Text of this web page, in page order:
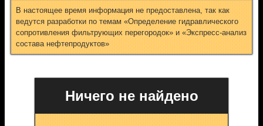
В настоящее время информация не предоставлена, так как
ведутся разработки по темам «Определение гидравлического
сопротивления фильтрующих перегородок» и «Экспресс-анализ
состава нефтепродуктов»
Ничего не найдено